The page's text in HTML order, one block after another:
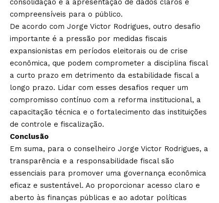
consolidação e a apresentação de dados claros e
compreensíveis para o público.
De acordo com Jorge Victor Rodrigues, outro desafio
importante é a pressão por medidas fiscais
expansionistas em períodos eleitorais ou de crise
econômica, que podem comprometer a disciplina fiscal
a curto prazo em detrimento da estabilidade fiscal a
longo prazo. Lidar com esses desafios requer um
compromisso contínuo com a reforma institucional, a
capacitação técnica e o fortalecimento das instituições
de controle e fiscalização.
Conclusão
Em suma, para o conselheiro Jorge Victor Rodrigues, a
transparência e a responsabilidade fiscal são
essenciais para promover uma governança econômica
eficaz e sustentável. Ao proporcionar acesso claro e
aberto às finanças públicas e ao adotar políticas